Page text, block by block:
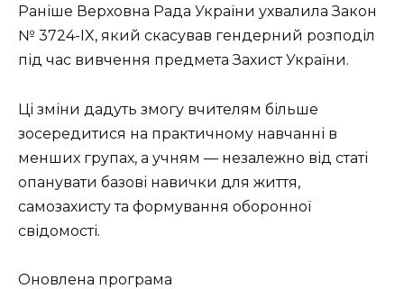
Раніше Верховна Рада України ухвалила Закон
№ 3724-IX, який скасував гендерний розподіл
під час вивчення предмета Захист України.
Ці зміни дадуть змогу вчителям більше
зосередитися на практичному навчанні в
менших групах, а учням — незалежно від статі
опанувати базові навички для життя,
самозахисту та формування оборонної
свідомості.
Оновлена програма